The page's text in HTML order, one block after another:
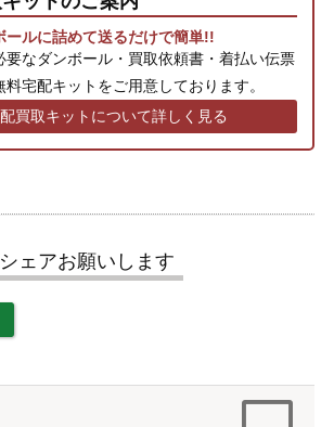
ールに詰めて送るだけで簡単!!
要なダンボール・買取依頼書・着払い伝票
宅配キットをご用意しております。
買取キットについて詳しく見る
ェアお願いします